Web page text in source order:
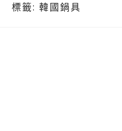
標籤: 韓國鍋具